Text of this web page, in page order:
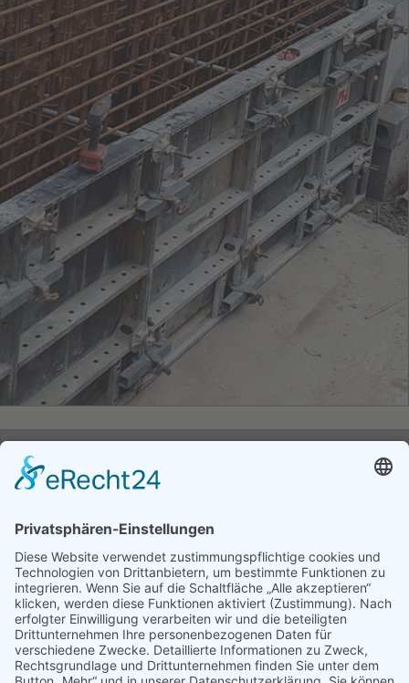
STW
Strassen-,Tief und
OT Eliasbrunn Nr. 69
07368 Remptendorf
Thüringen
Tel.:036651 666-0
Fax:036651 666-66